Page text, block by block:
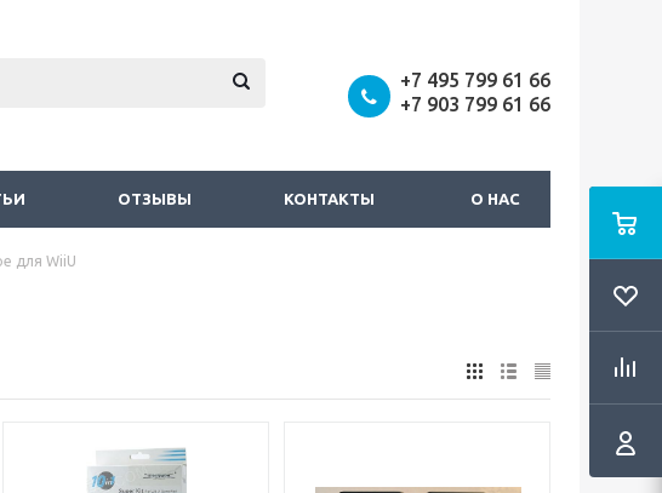
+7 495 799 61 66
+7 903 799 61 66
ОТЗЫВЫ КОНТАКТЫ О НАС
для WiiU